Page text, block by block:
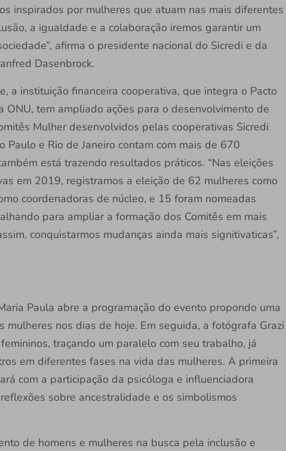
inspirados por mulheres que atuam nas mais diferentes
a igualdade e a colaboração iremos garantir um
afirma o presidente nacional do Sicredi e da
Dasenbrock.
a instituição financeira cooperativa, que integra o Pacto
tem ampliado ações para o desenvolvimento de
Mulher desenvolvidos pelas cooperativas Sicredi
Paulo e Rio de Janeiro contam com mais de 670
está trazendo resultados práticos. “Nas eleições
em 2019, registramos a eleição de 62 mulheres como
coordenadoras de núcleo, e 15 foram nomeadas
para ampliar a formação dos Comitês em mais
conquistarmos mudanças ainda mais signitivaticas”,
Paula abre a programação do evento propondo uma
mulheres nos dias de hoje. Em seguida, a fotógrafa Grazi
traçando um paralelo com seu trabalho, já
em diferentes fases na vida das mulheres. A primeira
com a participação da psicóloga e influenciadora
sobre ancestralidade e os simbolismos
de homens e mulheres na busca pela inclusão e